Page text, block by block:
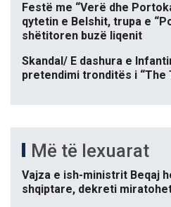
Festë me “Verë dhe
qytetin e Belshit, trupa e
shëtitoren buzë liqenit
Skandal/ E dashura e
pretendimi tronditës i “The
Më të lexuarat
Vajza e ish-ministrit Beqaj
shqiptare, dekreti